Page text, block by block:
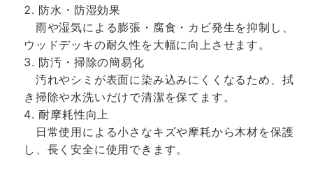
防水・防湿効果
雨や湿気による膨張・腐食・カビ発生を抑制し、
ウッドデッキの耐久性を大幅に向上させます。
防汚・掃除の簡易化
汚れやシミが表面に染み込みにくくなるため、拭
き掃除や水洗いだけで清潔を保てます。
耐摩耗性向上
日常使用による小さなキズや摩耗から木材を保護
し、長く安全に使用できます。